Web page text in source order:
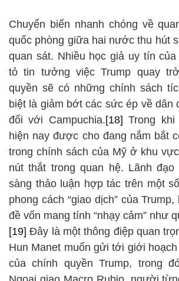
Chuyển biến nhanh chóng về
quốc phòng giữa hai nước thu hút
quan sát. Nhiều học giả uy tín của
tỏ tin tưởng việc Trump quay
quyền sẽ có những chính sách
biệt là giảm bớt các sức ép về dân
đối với Campuchia.[18] Trong
hiện nay được cho đang nắm bắt
trong chính sách của Mỹ ở khu
nút thắt trong quan hệ. Lãnh đạo
sàng thảo luận hợp tác trên một
phong cách “giao dịch” của
đề vốn mang tính “nhạy cảm” như
[19] Đây là một thông điệp quan
Hun Manet muốn gửi tới giới
của chính quyền Trump, trong